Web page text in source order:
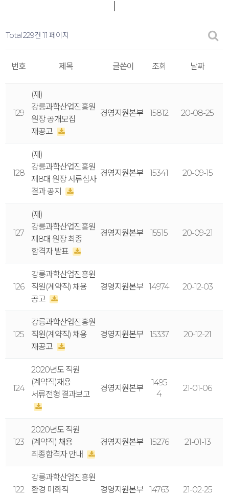
Total 229건 11 페이지
번호 제목 글쓴이 조회 날짜
129
(재)
강릉과학산업진흥원
원장 공개모집
재공고
경영지원본부 15812 20-08-25
128
(재)
강릉과학산업진흥원
제8대 원장 서류심사
결과 공지
경영지원본부 15341 20-09-15
127
(재)
강릉과학산업진흥원
제8대 원장 최종
합격자 발표
경영지원본부 15515 20-09-21
126
강릉과학산업진흥원
직원(계약직) 채용
공고
경영지원본부 14974 20-12-03
125
강릉과학산업진흥원
직원(계약직) 채용
재공고
경영지원본부 15337 20-12-21
124
2020년도 직원
(계약직)채용
서류전형 결과보고
경영지원본부
1495
4
21-01-06
123
2020년도 직원
(계약직) 채용
최종합격자 안내
경영지원본부 15276 21-01-13
122
강릉과학산업진흥원
환경 미화직
경영지원본부 14763 21-02-25